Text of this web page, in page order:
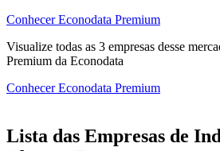
Conhecer Econodata Premium
Visualize todas as 3 empresas desse
Premium da Econodata
Conhecer Econodata Premium
Lista das Empresas de